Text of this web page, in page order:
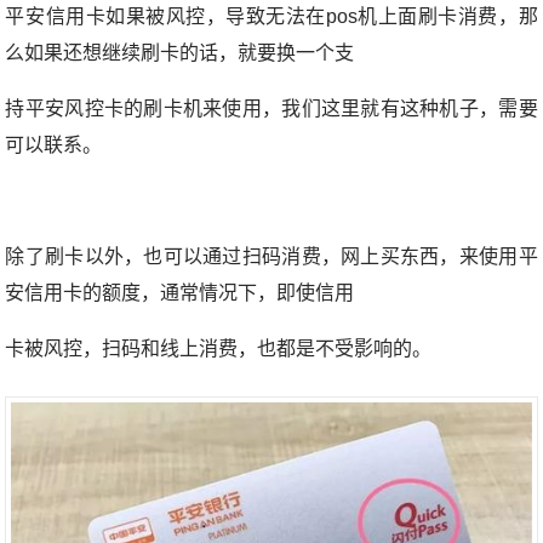
平安信用卡如果被风控，导致无法在pos机上面刷卡消费，那
么如果还想继续刷卡的话，就要换一个支
持平安风控卡的刷卡机来使用，我们这里就有这种机子，需要
可以联系。
除了刷卡以外，也可以通过扫码消费，网上买东西，来使用平
安信用卡的额度，通常情况下，即使信用
卡被风控，扫码和线上消费，也都是不受影响的。